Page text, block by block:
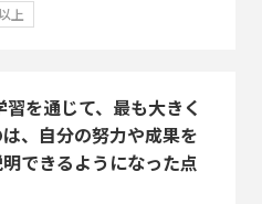
上
習を通じて、最も大きく
、自分の努力や成果を
できるようになった点